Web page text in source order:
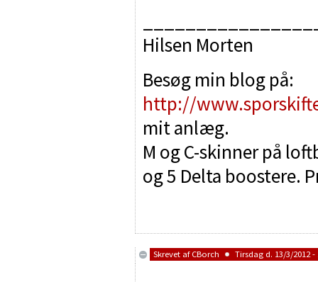
Hilsen Morten
Besøg min blog på:
http://
mit anlæg.
M og C-skinner på
og 5 Delta boostere.
Skrevet af CBorch Tirsdag d. 13/3/2012 -